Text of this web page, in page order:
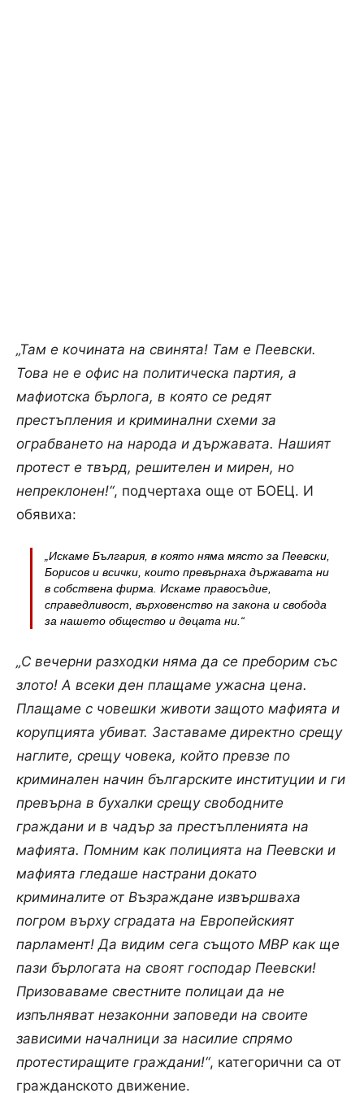
„Там е кочината на свинята! Там е Пеевски.
Това не е офис на политическа партия, а
мафиотска бърлога, в която се редят
престъпления и криминални схеми за
ограбването на народа и държавата. Нашият
протест е твърд, решителен и мирен, но
непреклонен!“, подчертаха още от БОЕЦ. И
обявиха:
„Искаме България, в която няма място за Пеевски,
Борисов и всички, които превърнаха държавата ни
в собствена фирма. Искаме правосъдие,
справедливост, върховенство на закона и свобода
за нашето общество и децата ни.“
„С вечерни разходки няма да се преборим със
злото! А всеки ден плащаме ужасна цена.
Плащаме с човешки животи защото мафията и
корупцията убиват. Заставаме директно срещу
наглите, срещу човека, който превзе по
криминален начин българските институции и ги
превърна в бухалки срещу свободните
граждани и в чадър за престъпленията на
мафията. Помним как полицията на Пеевски и
мафията гледаше настрани докато
криминалите от Възраждане извършваха
погром върху сградата на Европейският
парламент! Да видим сега същото МВР как ще
пази бърлогата на своят господар Пеевски!
Призоваваме свестните полицаи да не
изпълняват незаконни заповеди на своите
зависими началници за насилие спрямо
протестиращите граждани!“, категорични са от
гражданското движение.